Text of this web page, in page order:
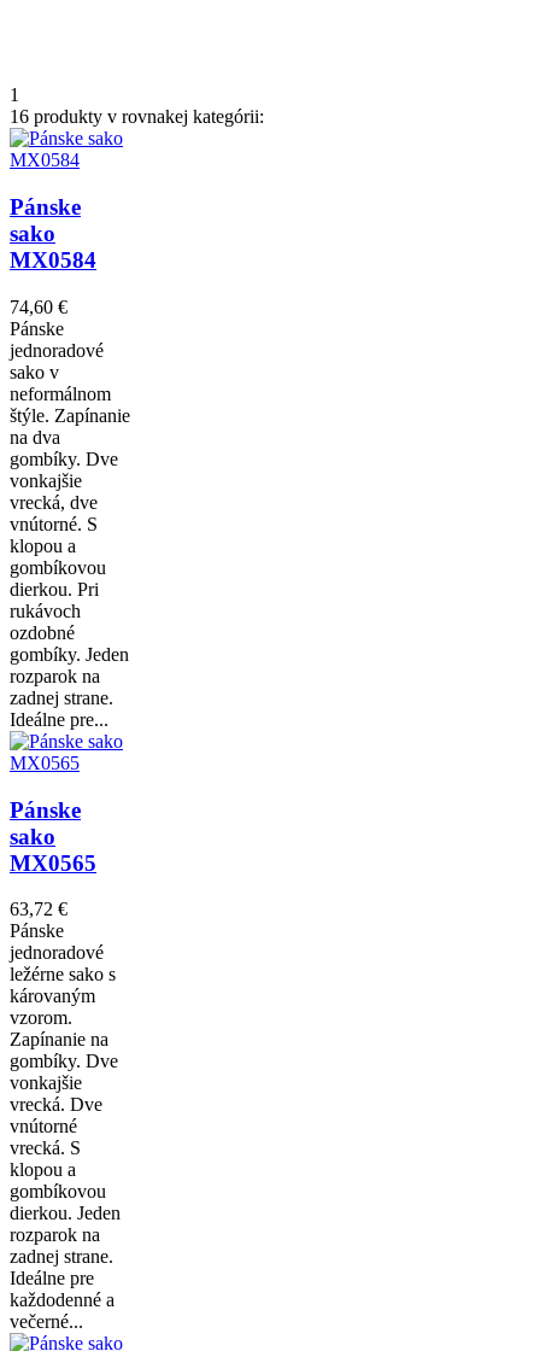
1
16 produkty v rovnakej kategórii:
Pánske
sako
MX0584
74,60 €
Pánske
jednoradové
sako v
neformálnom
štýle. Zapínanie
na dva
gombíky. Dve
vonkajšie
vrecká, dve
vnútorné. S
klopou a
gombíkovou
dierkou. Pri
rukávoch
ozdobné
gombíky. Jeden
rozparok na
zadnej strane.
Ideálne pre...
Pánske
sako
MX0565
63,72 €
Pánske
jednoradové
ležérne sako s
károvaným
vzorom.
Zapínanie na
gombíky. Dve
vonkajšie
vrecká. Dve
vnútorné
vrecká. S
klopou a
gombíkovou
dierkou. Jeden
rozparok na
zadnej strane.
Ideálne pre
každodenné a
večerné...